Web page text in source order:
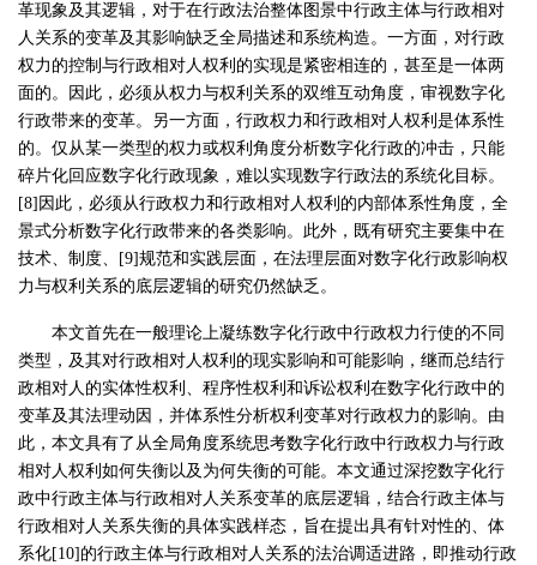
革现象及其逻辑，对于在行政法治整体图景中行政主体与行政相对
人关系的变革及其影响缺乏全局描述和系统构造。一方面，对行政
权力的控制与行政相对人权利的实现是紧密相连的，甚至是一体两
面的。因此，必须从权力与权利关系的双维互动角度，审视数字化
行政带来的变革。另一方面，行政权力和行政相对人权利是体系性
的。仅从某一类型的权力或权利角度分析数字化行政的冲击，只能
碎片化回应数字化行政现象，难以实现数字行政法的系统化目标。
[8]因此，必须从行政权力和行政相对人权利的内部体系性角度，全
景式分析数字化行政带来的各类影响。此外，既有研究主要集中在
技术、制度、[9]规范和实践层面，在法理层面对数字化行政影响权
力与权利关系的底层逻辑的研究仍然缺乏。
本文首先在一般理论上凝练数字化行政中行政权力行使的不同
类型，及其对行政相对人权利的现实影响和可能影响，继而总结行
政相对人的实体性权利、程序性权利和诉讼权利在数字化行政中的
变革及其法理动因，并体系性分析权利变革对行政权力的影响。由
此，本文具有了从全局角度系统思考数字化行政中行政权力与行政
相对人权利如何失衡以及为何失衡的可能。本文通过深挖数字化行
政中行政主体与行政相对人关系变革的底层逻辑，结合行政主体与
行政相对人关系失衡的具体实践样态，旨在提出具有针对性的、体
系化[10]的行政主体与行政相对人关系的法治调适进路，即推动行政